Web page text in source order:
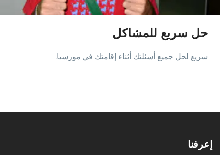
حل سريع للمشاكل
سريع لحل جميع أسئلتك أثناء إقامتك في مورسيا.
إعرفنا